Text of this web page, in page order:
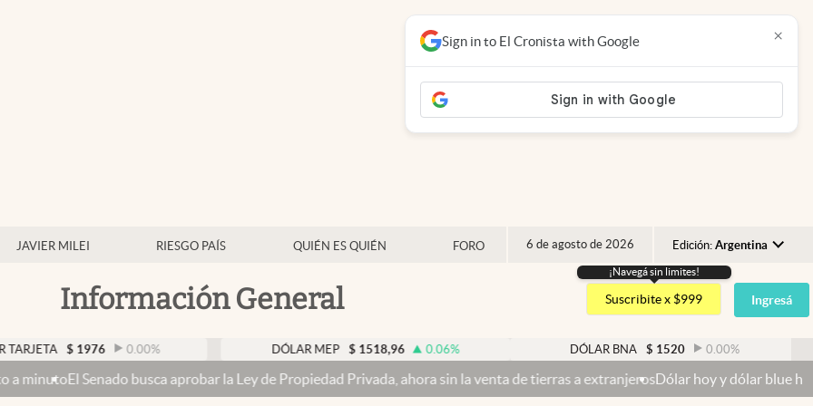
JAVIER MILEI RIESGO PAÍS QUIÉN ES QUIÉN FORO 6 de agosto de 2026 Edición: Argentina
Argentina
España
USA
Colombia
Información General
¡Navegá sin limites!
Suscribite x $999 Ingresá
$ 1976 0.00% DÓLAR MEP $ 1518,96 0.06% DÓLAR BNA $ 1520 0.00%
busca aprobar la Ley de Propiedad Privada, ahora sin la venta de tierras a extranjerosDólar hoy y dólar blue hoy: cuál es la
Sign in to El Cronista with Google ×